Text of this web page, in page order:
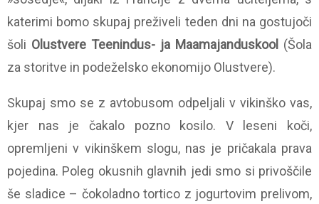
katerimi bomo skupaj preživeli teden dni na gostujoči
šoli Olustvere Teenindus- ja Maamajanduskool (Šola
za storitve in podeželsko ekonomijo Olustvere).
Skupaj smo se z avtobusom odpeljali v vikinško vas,
kjer nas je čakalo pozno kosilo. V leseni koči,
opremljeni v vikinškem slogu, nas je pričakala prava
pojedina. Poleg okusnih glavnih jedi smo si privoščile
še sladice – čokoladno tortico z jogurtovim prelivom,